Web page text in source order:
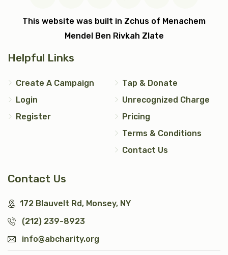
This website was built in Zchus of Menachem
Mendel Ben Rivkah Zlate
Helpful Links
Create A Campaign
Login
Register
Tap & Donate
Unrecognized Charge
Pricing
Terms & Conditions
Contact Us
Contact Us
172 Blauvelt Rd, Monsey, NY
(212) 239-8923
info@abcharity.org